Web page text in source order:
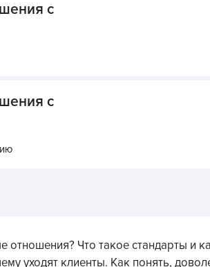
с
с
отношения? Что такое стандарты и
уходят клиенты. Как понять,